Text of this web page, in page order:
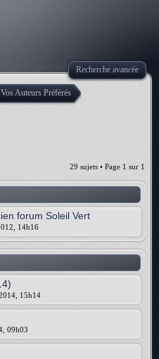
Recherche avancée
Vos Auteurs Préférés
29 sujets • Page 1 sur 1
forum Soleil Vert
14h16
15h14
09h03